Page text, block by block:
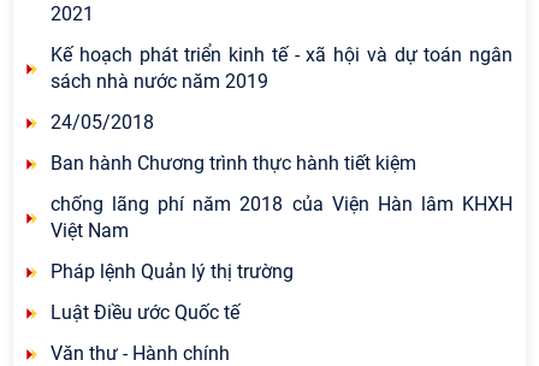
2021
Kế hoạch phát triển kinh tế - xã hội và dự toán ngân
sách nhà nước năm 2019
24/05/2018
Ban hành Chương trình thực hành tiết kiệm
chống lãng phí năm 2018 của Viện Hàn lâm KHXH
Việt Nam
Pháp lệnh Quản lý thị trường
Luật Điều ước Quốc tế
Văn thư - Hành chính